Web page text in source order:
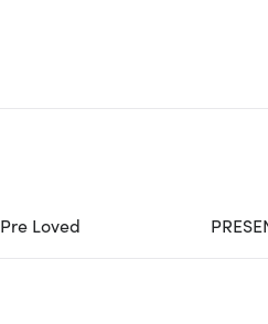
Pre Loved